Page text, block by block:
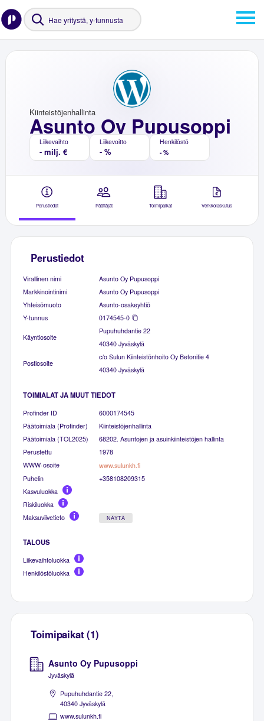
Asunto Oy Pupusoppi
Kiinteistöjenhallinta
Liikevaihto
- milj. €
Liikevoitto
- %
Henkilöstö
- %
Perustiedot Päättäjät Toimipaikat Verkkolaskutus
Perustiedot
Virallinen nimi
Asunto Oy Pupusoppi
Markkinointinimi
Asunto Oy Pupusoppi
Yhteisömuoto
Asunto-osakeyhtiö
Y-tunnus
0174545-0
Käyntiosoite
Pupuhuhdantie 22
40340 Jyväskylä
Postiosoite
c/o Sulun Kiinteistönhoito Oy Betonitie 4
40340 Jyväskylä
TOIMIALAT JA MUUT TIEDOT
Profinder ID
6000174545
Päätoimiala (Profinder)
Kiinteistöjenhallinta
Päätoimiala (TOL2025)
68202. Asuntojen ja asuinkiinteistöjen hallinta
Perustettu
1978
WWW-osoite
www.sulunkh.fi
Puhelin
+358108209315
Kasvuluokka
Riskiluokka
Maksuviivetieto
NÄYTÄ
TALOUS
Liikevaihtoluokka
Henkilöstöluokka
Toimipaikat (1)
Asunto Oy Pupusoppi
Jyväskylä
Pupuhuhdantie 22,
40340 Jyväskylä
www.sulunkh.fi